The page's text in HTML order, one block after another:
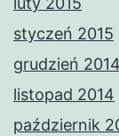
styczeń 2015
grudzień 2014
listopad 2014
październik